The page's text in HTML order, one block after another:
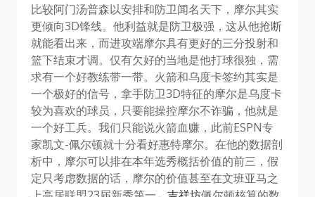
比较阿门汤普森以安排和防卫闻名天下，摩尔其实
更倾向3D锋线。他利益就是防卫极强，这从他抢断
就能看出来，而进攻端摩尔具有更好的三分投射和
篮下结束才调。仅有欠好的当地是他打球很独，需
求有一个好教练带一带。火箭和乌度卡签约其实是
一个极好的信号，拿手防卫3D特征的摩尔是乌度卡
较为喜欢的球员，只要能操控摩尔不诈骗，他就是
一个好工兵。我们只能说火箭血赚，此前ESPN专
家凯文-佩尔顿就十分看好惠特摩尔。在他的数据剖
析中，摩尔可以排在本年选秀概括价值的前三，假
定只考虑数据的话，摩尔的价值甚至在文班亚马之